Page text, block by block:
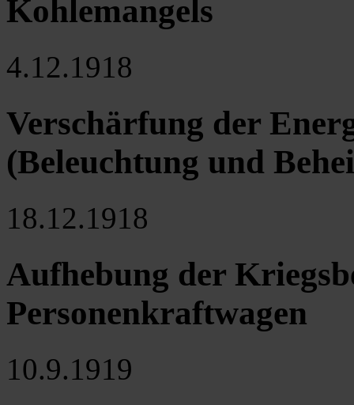
Kohlemangels
4.12.1918
Verschärfung der
(Beleuchtung und
18.12.1918
Aufhebung der
Personenkraftwagen
10.9.1919